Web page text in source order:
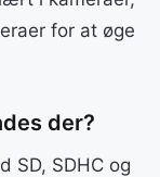
for at øge
der?
SD, SDHC og